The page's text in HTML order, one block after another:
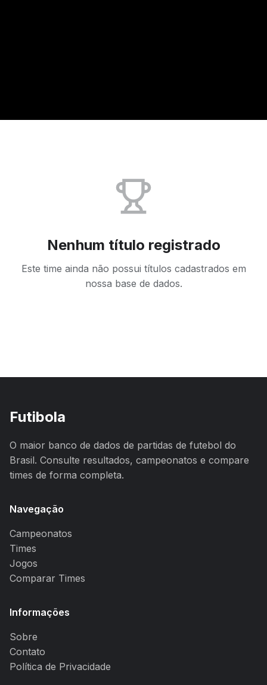
Nenhum título registrado
Este time ainda não possui títulos cadastrados em
nossa base de dados.
Futibola
O maior banco de dados de partidas de futebol do
Brasil. Consulte resultados, campeonatos e compare
times de forma completa.
Navegação
Campeonatos
Times
Jogos
Comparar Times
Informações
Sobre
Contato
Política de Privacidade